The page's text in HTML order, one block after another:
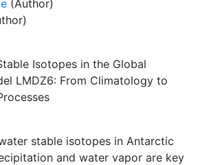
(Author)
Isotopes in the Global
LMDZ6: From Climatology to
stable isotopes in Antarctic
and water vapor are key